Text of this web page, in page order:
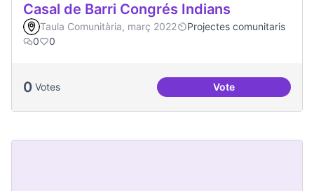
Casal de Barri Congrés Indians
Taula Comunitària, març 2022
Projectes comunitaris
0
0
0 Votes VoteCasal de Barri